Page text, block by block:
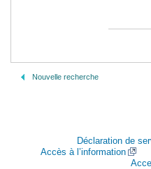
Nouvelle recherche
Déclaration de
Accès à l’information